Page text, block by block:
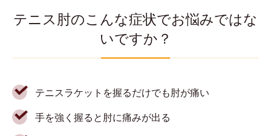
テニス肘のこんな症状でお悩みではな
いですか？
テニスラケットを握るだけでも肘が痛い
手を強く握ると肘に痛みが出る